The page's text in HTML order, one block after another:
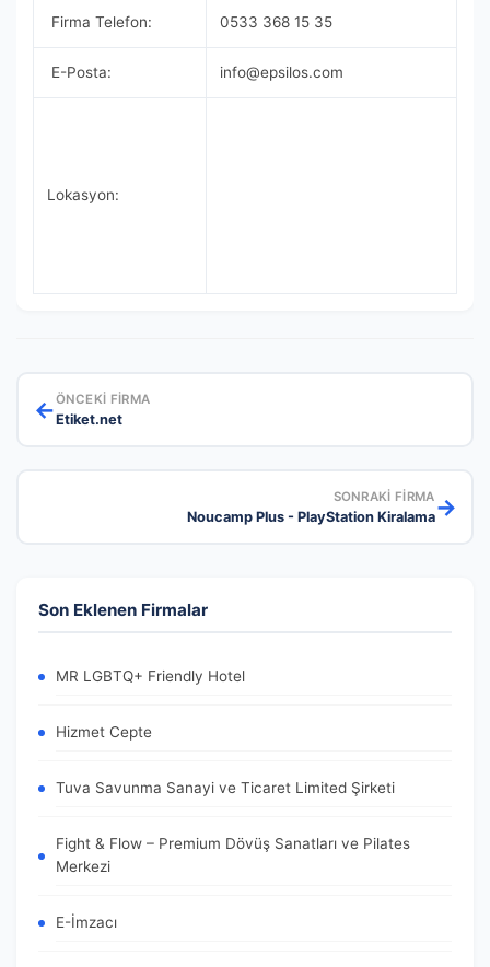
Firma Telefon: 0533 368 15 35
E-Posta: info@epsilos.com
Lokasyon:
←ÖNCEKI FIRMA
Etiket.net
SONRAKI FIRMA
Noucamp Plus - PlayStation Kiralama→
Son Eklenen Firmalar
MR LGBTQ+ Friendly Hotel
Hizmet Cepte
Tuva Savunma Sanayi ve Ticaret Limited Şirketi
Fight & Flow – Premium Dövüş Sanatları ve Pilates
Merkezi
E-İmzacı